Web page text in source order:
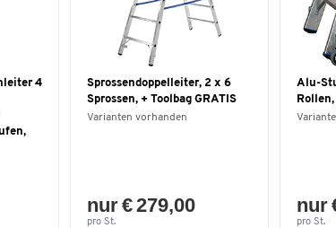
4
Sprossendoppelleiter, 2 x 6
Sprossen, + Toolbag GRATIS
Varianten vorhanden
nur € 279,00
pro St.
Alu-
nur
pro St.